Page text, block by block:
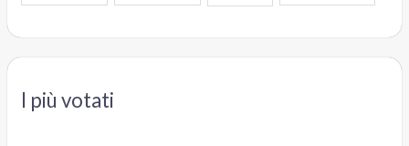
I più votati